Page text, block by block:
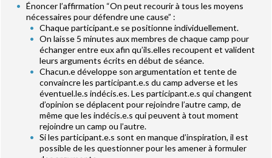
Énoncer l’affirmation “On peut recourir à tous les moyens
nécessaires pour défendre une cause” :
Chaque participant.e se positionne individuellement.
On laisse 5 minutes aux membres de chaque camp pour
échanger entre eux afin qu’ils.elles recoupent et valident
leurs arguments écrits en début de séance.
Chacun.e développe son argumentation et tente de
convaincre les participant.e.s du camp adverse et les
éventuel.le.s indécis.es. Les participant.e.s qui changent
d’opinion se déplacent pour rejoindre l’autre camp, de
même que les indécis.e.s qui peuvent à tout moment
rejoindre un camp ou l’autre.
Si les participant.e.s sont en manque d’inspiration, il est
possible de les questionner pour les amener à formuler